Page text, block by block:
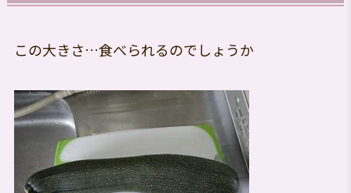
この大きさ…食べられるのでしょうか